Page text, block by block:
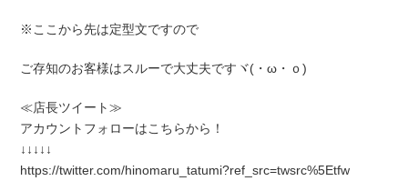
※ここから先は定型文ですので
ご存知のお客様はスルーで大丈夫ですヾ(・ω・ｏ)
≪店長ツイート≫
アカウントフォローはこちらから！
↓↓↓↓↓
https://twitter.com/hinomaru_tatumi?ref_src=twsrc%5Etfw